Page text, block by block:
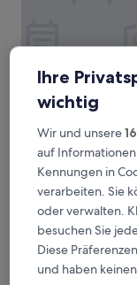
Be Mate
Be Mate Via
Centro Storico,
Conciliazione M1
9.6
von
10,
Außergewöhnlich,
Bewertungen)
9,6/10
Ihre
wichtig
Wir und unsere16
auf
Kennungen in
verarbeiten. Sie
oder verwalten.
besuchen Sie
Diese
und haben